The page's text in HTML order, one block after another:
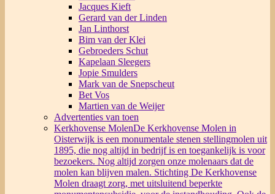
Jacques Kieft
Gerard van der Linden
Jan Linthorst
Bim van der Klei
Gebroeders Schut
Kapelaan Sleegers
Jopie Smulders
Mark van de Snepscheut
Bet Vos
Martien van de Weijer
Advertenties van toen
Kerkhovense MolenDe Kerkhovense Molen in
Oisterwijk is een monumentale stenen stellingmolen uit
1895, die nog altijd in bedrijf is en toegankelijk is voor
bezoekers. Nog altijd zorgen onze molenaars dat de
molen kan blijven malen. Stichting De Kerkhovense
Molen draagt zorg, met uitsluitend beperkte